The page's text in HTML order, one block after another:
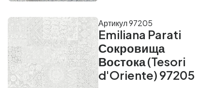
Emiliana Parati
Сокровища
Востока (Tesori
d'Oriente) 97205
Артикул 97205